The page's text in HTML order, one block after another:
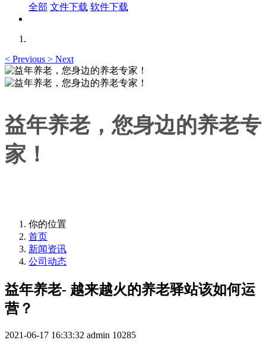
全部 文件下载 软件下载
< Previous > Next
益年养老，您身边的养老专
家！
你的位置
首页
新闻资讯
公司动态
益年养老- 越来越火的养老驿站该如何运
营？
2021-06-17 16:33:32 admin 10285